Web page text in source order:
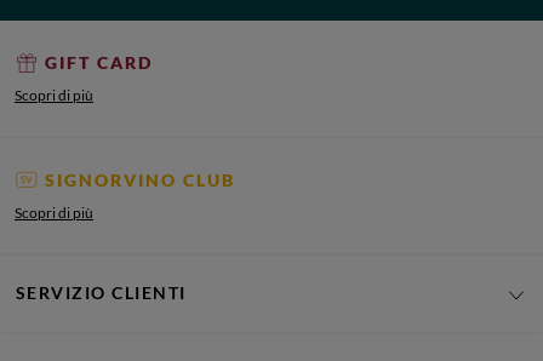
GIFT CARD
Scopri di più
SIGNORVINO CLUB
Scopri di più
SERVIZIO CLIENTI